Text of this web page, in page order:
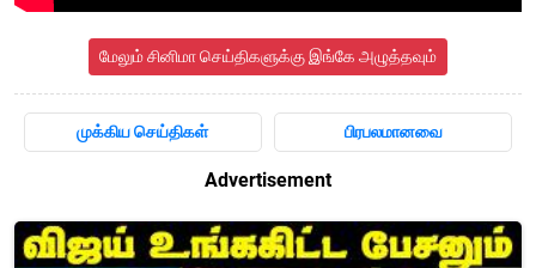
மேலும் சினிமா செய்திகளுக்கு இங்கே அழுத்தவும்
முக்கிய செய்திகள் பிரபலமானவை
Advertisement